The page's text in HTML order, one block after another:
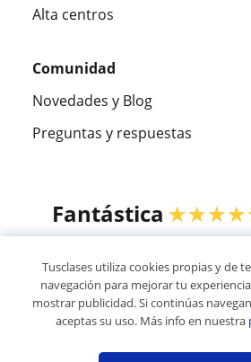
Alta centros
Comunidad
Novedades y Blog
Preguntas y respuestas
Fantástica
© 2007 - 2026
Mapa web:Profesores
Tusclases utiliza cookies propias y de
navegación para mejorar tu
mostrar publicidad. Si continúas
aceptas su uso. Más info en nuestra